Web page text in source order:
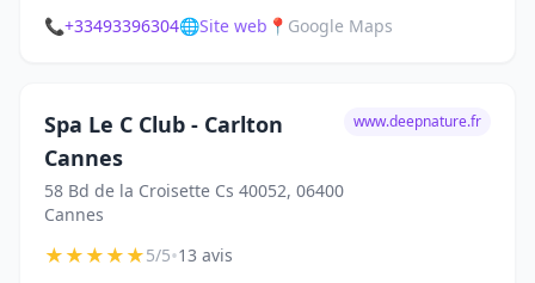
📞+33493396304🌐Site web 📍 Google Maps
Spa Le C Club - Carlton
Cannes
58 Bd de la Croisette Cs 40052, 06400
Cannes
www.deepnature.fr
★★★★★5/5•13 avis